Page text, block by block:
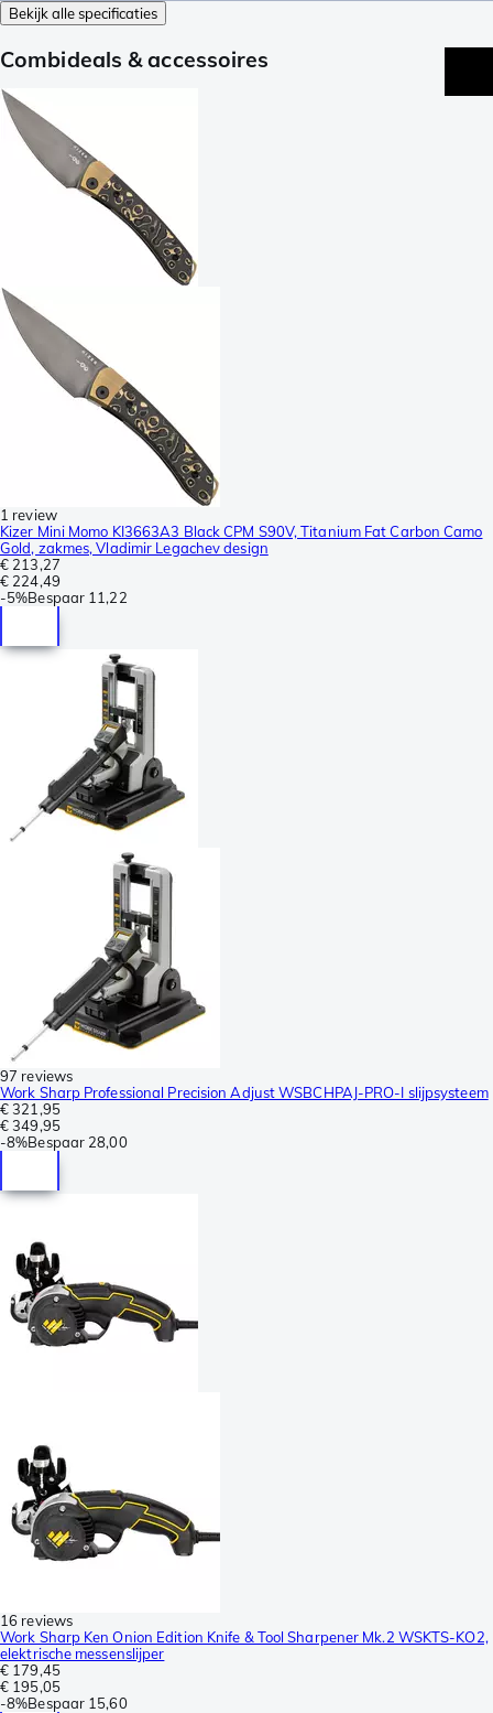
Bekijk alle specificaties
Combideals & accessoires
1 review
Kizer Mini Momo KI3663A3 Black CPM S90V, Titanium Fat Carbon Camo
Gold, zakmes, Vladimir Legachev design
€ 213,27
€ 224,49
-5%Bespaar 11,22
97 reviews
Work Sharp Professional Precision Adjust WSBCHPAJ-PRO-I slijpsysteem
€ 321,95
€ 349,95
-8%Bespaar 28,00
16 reviews
Work Sharp Ken Onion Edition Knife & Tool Sharpener Mk.2 WSKTS-KO2,
elektrische messenslijper
€ 179,45
€ 195,05
-8%Bespaar 15,60